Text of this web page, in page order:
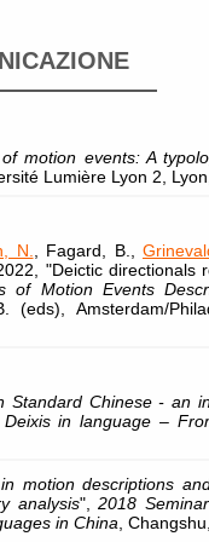
motion events: A
Lumière Lyon 2,
N. , Fagard, B.,
2022, "Deictic directionals
of Motion Events
Amsterdam/
Standard Chinese - an
Deixis in language –
motion descriptions
analysis",2018
in China ,